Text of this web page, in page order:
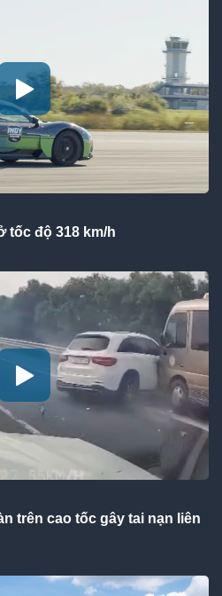
tốc độ 318 km/h
trên cao tốc gây tai nạn liên